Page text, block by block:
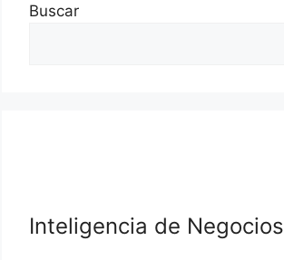
Buscar
Inteligencia de Negocios